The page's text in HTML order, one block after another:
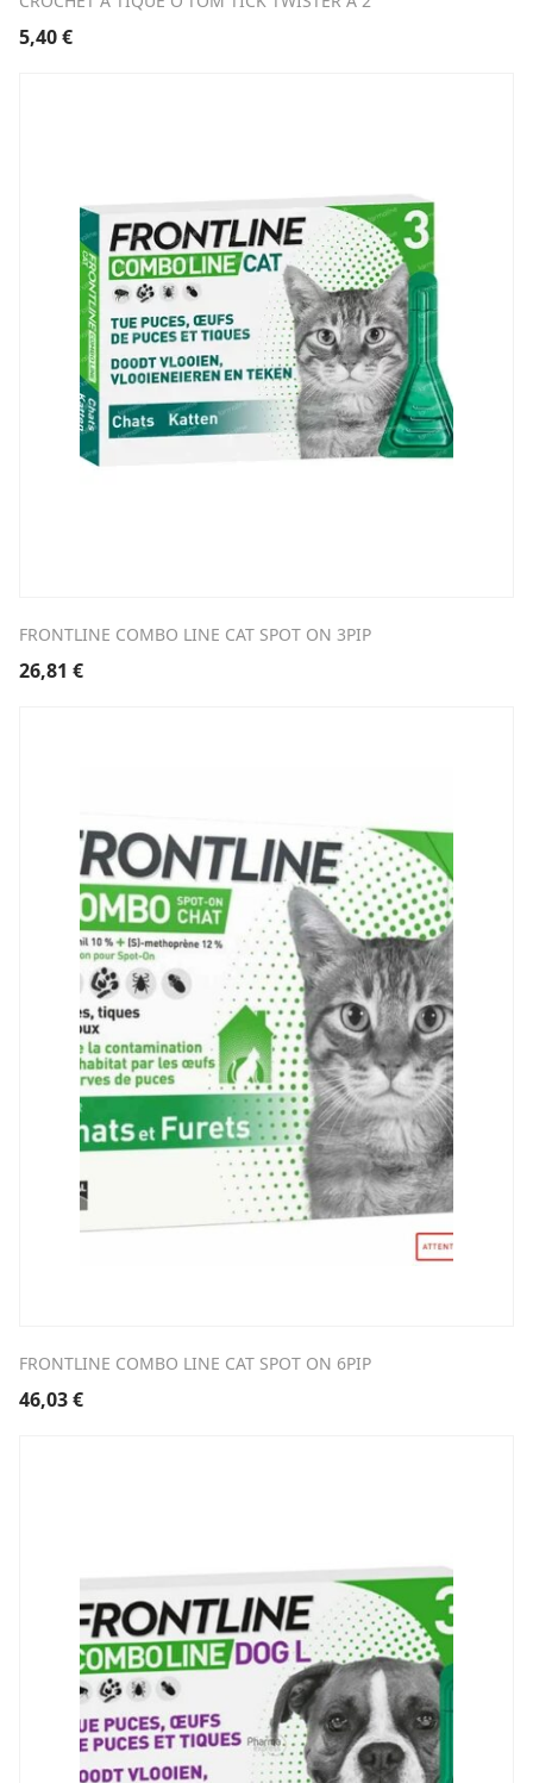
5,40€
FRONTLINE COMBO LINE CAT SPOT ON 3PIP
26,81 €
FRONTLINE COMBO LINE CAT SPOT ON 6PIP
46,03€